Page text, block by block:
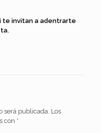
te invitan a adentrarte
será publicada. Los
con *